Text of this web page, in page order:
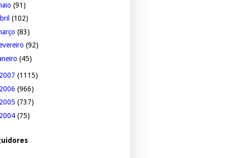
(91)
(102)
(83)
(92)
(45)
2007 (1115)
2006 (966)
2005 (737)
2004 (75)